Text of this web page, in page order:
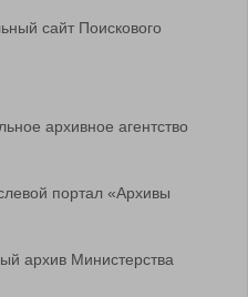
сайт Поискового
архивное агентство
портал «Архивы
архив Министерства